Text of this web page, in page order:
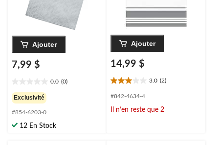
Ajouter
7,99 $
0.0 (0)
étoile(s)
sur
5.
Exclusivité
#854-6203-0
12 En Stock
Ajouter
14,99 $
3.0 (2)
3.0
étoile(s)
5.
#842-4634-4
Il n’en reste que 2